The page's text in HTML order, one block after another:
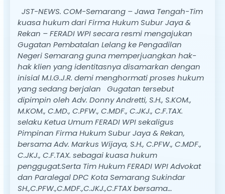
JST-NEWS. COM-Semarang – Jawa Tengah-Tim
kuasa hukum dari Firma Hukum Subur Jaya &
Rekan – FERADI WPI secara resmi mengajukan
Gugatan Pembatalan Lelang ke Pengadilan
Negeri Semarang guna memperjuangkan hak-
hak klien yang identitasnya disamarkan dengan
inisial M.I.G.J.R. demi menghormati proses hukum
yang sedang berjalan Gugatan tersebut
dipimpin oleh Adv. Donny Andretti, S.H., S.KOM.,
M.KOM., C.MD., C.PFW., C.MDF., C.JKJ., C.F.TAX.
selaku Ketua Umum FERADI WPI sekaligus
Pimpinan Firma Hukum Subur Jaya & Rekan,
bersama Adv. Markus Wijaya, S.H., C.PFW., C.MDF.,
C.JKJ., C.F.TAX. sebagai kuasa hukum
penggugat.Serta Tim Hukum FERADI WPI Advokat
dan Paralegal DPC Kota Semarang Sukindar
SH.,C.PFW.,C.MDF.,C.JKJ.,C.FTAX bersama…